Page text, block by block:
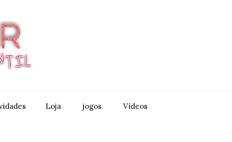
Loja jogos Vídeos